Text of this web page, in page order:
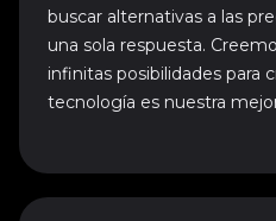
buscar alternativas a las
una sola respuesta.
infinitas posibilidades para
tecnología es nuestra